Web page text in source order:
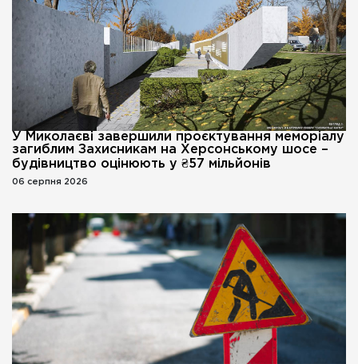
У Миколаєві завершили проєктування меморіалу
загиблим Захисникам на Херсонському шосе –
будівництво оцінюють у ₴57 мільйонів
06 серпня 2026